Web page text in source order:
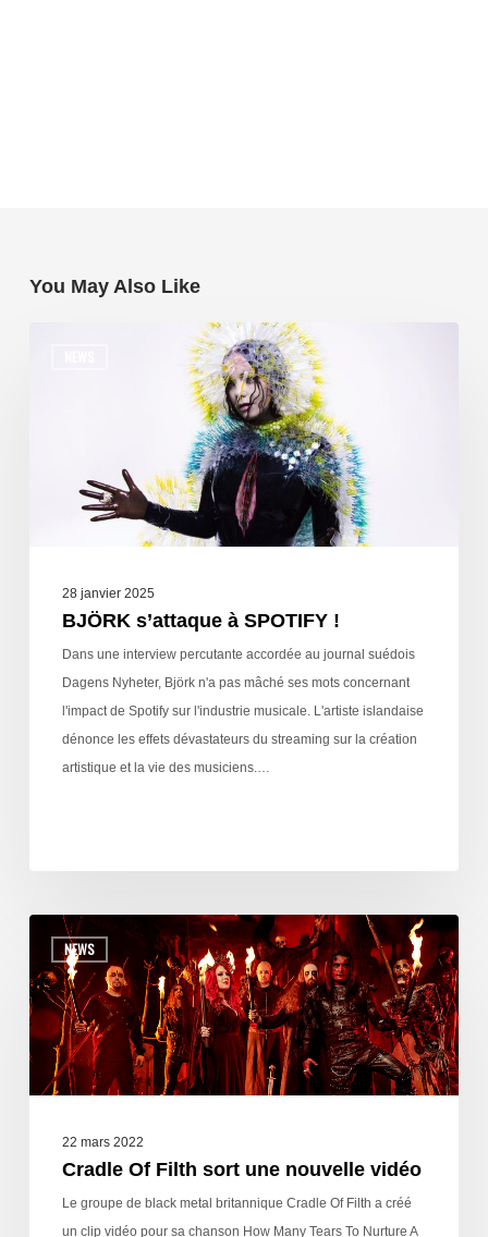
You May Also Like
28 janvier 2025
BJÖRK s’attaque à SPOTIFY !
Dans une interview percutante accordée au journal suédois
Dagens Nyheter, Björk n'a pas mâché ses mots concernant
l'impact de Spotify sur l'industrie musicale. L'artiste islandaise
dénonce les effets dévastateurs du streaming sur la création
artistique et la vie des musiciens.…
NEWS
22 mars 2022
Cradle Of Filth sort une nouvelle vidéo
Le groupe de black metal britannique Cradle Of Filth a créé
un clip vidéo pour sa chanson How Many Tears To Nurture A